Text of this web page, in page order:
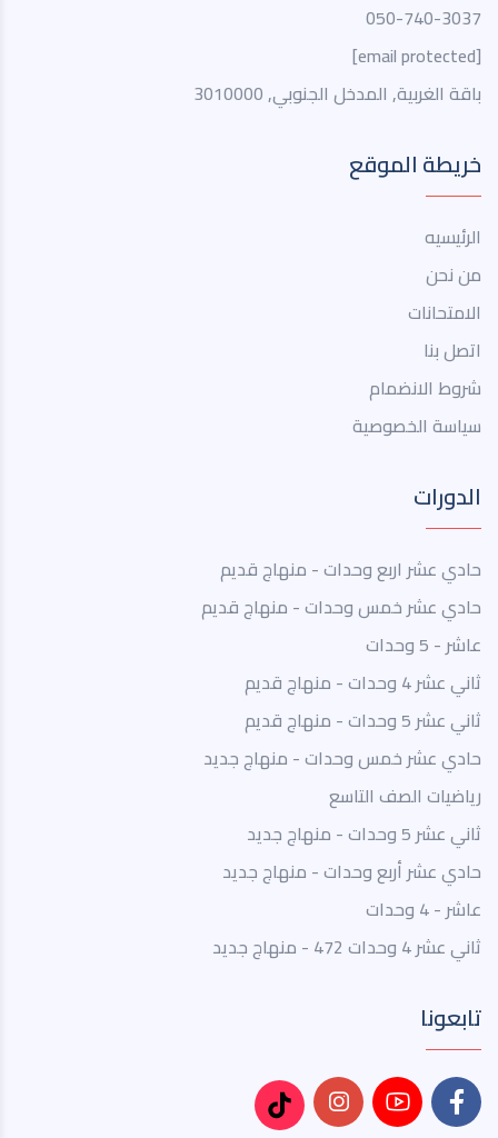
050-740-3037
[email protected]
باقة الغربية, المدخل الجنوبي, 3010000
خريطة الموقع
الرئيسيه
من نحن
الامتحانات
اتصل بنا
شروط الانضمام
سياسة الخصوصية
الدورات
حادي عشر اربع وحدات - منهاج قديم
حادي عشر خمس وحدات - منهاج قديم
عاشر - 5 وحدات
ثاني عشر 4 وحدات - منهاج قديم
ثاني عشر 5 وحدات - منهاج قديم
حادي عشر خمس وحدات - منهاج جديد
رياضيات الصف التاسع
ثاني عشر 5 وحدات - منهاج جديد
حادي عشر أربع وحدات - منهاج جديد
عاشر - 4 وحدات
ثاني عشر 4 وحدات 472 - منهاج جديد
تابعونا